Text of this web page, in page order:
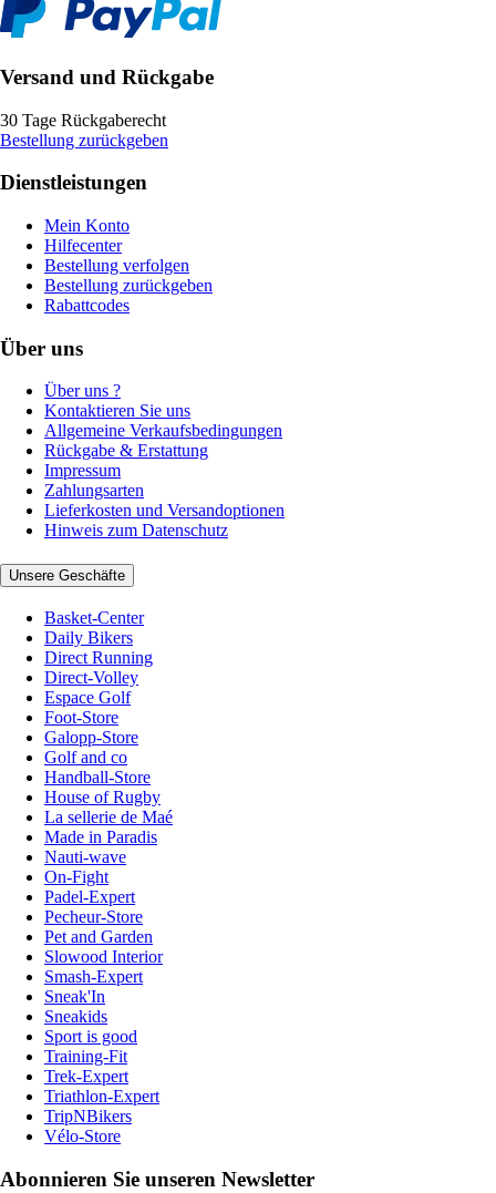
Versand und Rückgabe
30 Tage Rückgaberecht
Bestellung zurückgeben
Dienstleistungen
Mein Konto
Hilfecenter
Bestellung verfolgen
Bestellung zurückgeben
Rabattcodes
Über uns
Über uns ?
Kontaktieren Sie uns
Allgemeine Verkaufsbedingungen
Rückgabe & Erstattung
Impressum
Zahlungsarten
Lieferkosten und Versandoptionen
Hinweis zum Datenschutz
Unsere Geschäfte
Basket-Center
Daily Bikers
Direct Running
Direct-Volley
Espace Golf
Foot-Store
Galopp-Store
Golf and co
Handball-Store
House of Rugby
La sellerie de Maé
Made in Paradis
Nauti-wave
On-Fight
Padel-Expert
Pecheur-Store
Pet and Garden
Slowood Interior
Smash-Expert
Sneak'In
Sneakids
Sport is good
Training-Fit
Trek-Expert
Triathlon-Expert
TripNBikers
Vélo-Store
Abonnieren Sie unseren Newsletter